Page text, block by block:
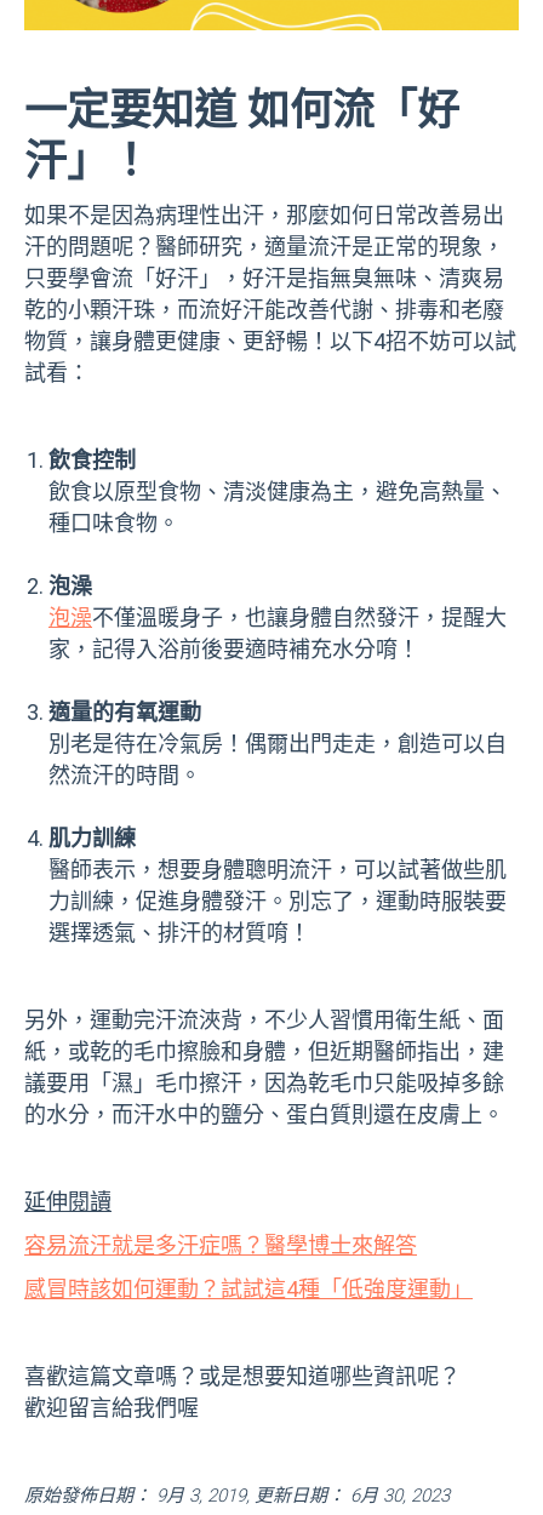
一定要知道 如何流「好
汗」！
如果不是因為病理性出汗，那麼如何日常改善易出
汗的問題呢？醫師研究，適量流汗是正常的現象，
只要學會流「好汗」，好汗是指無臭無味、清爽易
乾的小顆汗珠，而流好汗能改善代謝、排毒和老廢
物質，讓身體更健康、更舒暢！以下4招不妨可以試
試看：
飲食控制
飲食以原型食物、清淡健康為主，避免高熱量、
種口味食物。
泡澡
泡澡不僅溫暖身子，也讓身體自然發汗，提醒大
家，記得入浴前後要適時補充水分唷！
適量的有氧運動
別老是待在冷氣房！偶爾出門走走，創造可以自
然流汗的時間。
肌力訓練
醫師表示，想要身體聰明流汗，可以試著做些肌
力訓練，促進身體發汗。別忘了，運動時服裝要
選擇透氣、排汗的材質唷！
另外，運動完汗流浹背，不少人習慣用衛生紙、面
紙，或乾的毛巾擦臉和身體，但近期醫師指出，建
議要用「濕」毛巾擦汗，因為乾毛巾只能吸掉多餘
的水分，而汗水中的鹽分、蛋白質則還在皮膚上。
延伸閱讀
容易流汗就是多汗症嗎？醫學博士來解答
感冒時該如何運動？試試這4種「低強度運動」
喜歡這篇文章嗎？或是想要知道哪些資訊呢？
歡迎留言給我們喔
原始發佈日期： 9月 3, 2019, 更新日期： 6月 30, 2023